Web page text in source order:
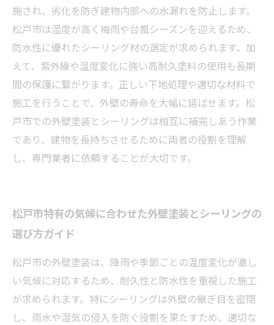
施され、劣化を防ぎ建物内部への水漏れを防止します。
松戸市は湿度が高く梅雨や台風シーズンを迎えるため、
防水性に優れたシーリング材の選定が求められます。加
えて、紫外線や温度変化に強い高耐久塗料の使用も長期
間の保護に繋がります。正しい下地処理や適切な材料で
施工を行うことで、外壁の寿命を大幅に延ばせます。松
戸市での外壁塗装とシーリングは相互に補完しあう作業
であり、建物を長持ちさせるために両者の役割を理解
し、専門業者に依頼することが大切です。
松戸市特有の気候に合わせた外壁塗装とシーリングの
選び方ガイド
松戸市の外壁塗装は、降雨や季節ごとの温度変化が激し
い気候に対応するため、耐久性と防水性を重視した施工
が求められます。特にシーリングは外壁の継ぎ目を密閉
し、雨水や湿気の侵入を防ぐ役割を果たすため、適切な